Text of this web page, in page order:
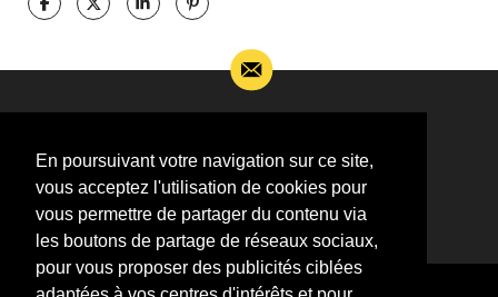
En poursuivant votre navigation sur ce site,
vous acceptez l'utilisation de cookies pour
vous permettre de partager du contenu via
les boutons de partage de réseaux sociaux,
pour vous proposer des publicités ciblées
complémentaires sur l’actualité de Jean-Jacques
Goldman,
ÉCRIVEZ-MOI !